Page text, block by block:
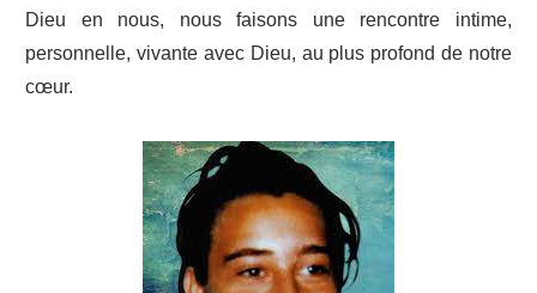
Dieu en nous, nous faisons une rencontre intime,
personnelle, vivante avec Dieu, au plus profond de notre
cœur.